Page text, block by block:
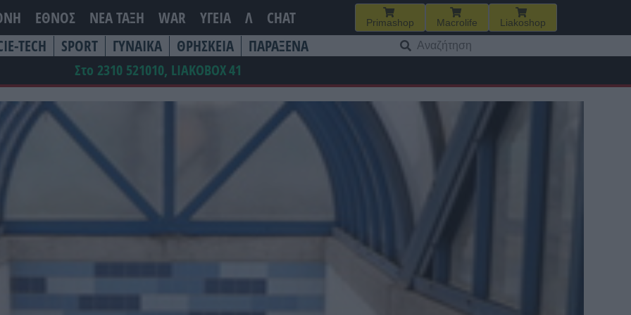
ΕΘΝΟΣ ΝΕΑ ΤΆΞΗ WAR ΥΓΕΙΑ Λ CHAT Primashop Macrolife Liakoshop
TECH SPORT ΓΥΝΑΙΚΑ ΘΡΗΣΚΕΙΑ ΠΑΡΑΞΕΝΑ
για:
Στο 2310 521010, LIAKOBOX41